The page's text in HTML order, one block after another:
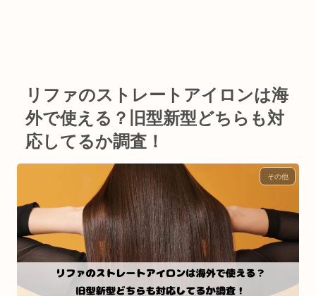
リファのストレートアイロンは海
外で使える？旧型新型どちらも対
応してるか調査！
その他